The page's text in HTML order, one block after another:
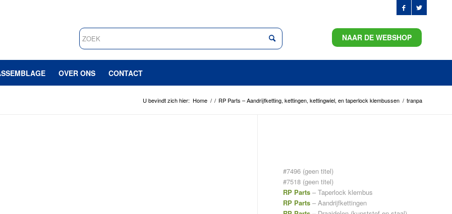
NAAR DE WEBSHOP
OVER ONS CONTACT
U bevindt zich hier: Home / / RP Parts – Aandrijfketting, kettingen, kettingwiel, en taperlock klembussen / tranpa
#7496 (geen titel)
#7518 (geen titel)
RP Parts– Taperlock klembus
RP Parts – Aandrijfkettingen